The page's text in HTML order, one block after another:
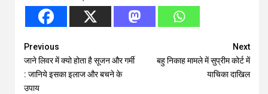
Continue
Reading
Previous
जाने लिवर में क्यो होता है सूजन और गर्मी
: जानिये इसका इलाज और बचने के
उपाय
Next
बहु निकाह मामले में सुप्रीम कोर्ट में
याचिका दाखिल